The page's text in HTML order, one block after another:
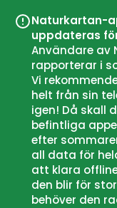
Naturkartan-
uppdateras
Användare av
rapporterar i
Vi
helt från sin
igen! Då skall
befintliga
efter
all data för
att klara
den blir för
behöver den